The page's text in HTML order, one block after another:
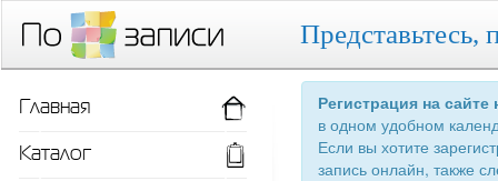
Представьтесь,
Регистрация на
в одном удобном
Если вы хотите
запись онлайн, также
Главная
Каталог